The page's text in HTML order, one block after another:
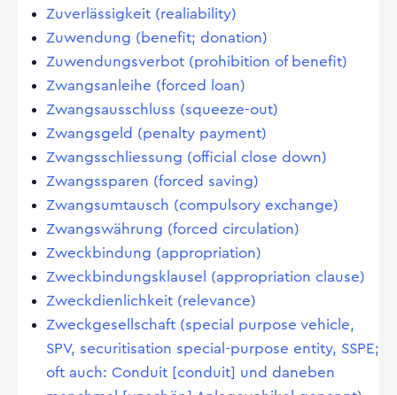
Zuverlässigkeit (realiability)
Zuwendung (benefit; donation)
Zuwendungsverbot (prohibition of benefit)
Zwangsanleihe (forced loan)
Zwangsausschluss (squeeze-out)
Zwangsgeld (penalty payment)
Zwangsschliessung (official close down)
Zwangssparen (forced saving)
Zwangsumtausch (compulsory exchange)
Zwangswährung (forced circulation)
Zweckbindung (appropriation)
Zweckbindungsklausel (appropriation clause)
Zweckdienlichkeit (relevance)
Zweckgesellschaft (special purpose vehicle,
SPV, securitisation special-purpose entity, SSPE;
oft auch: Conduit [conduit] und daneben